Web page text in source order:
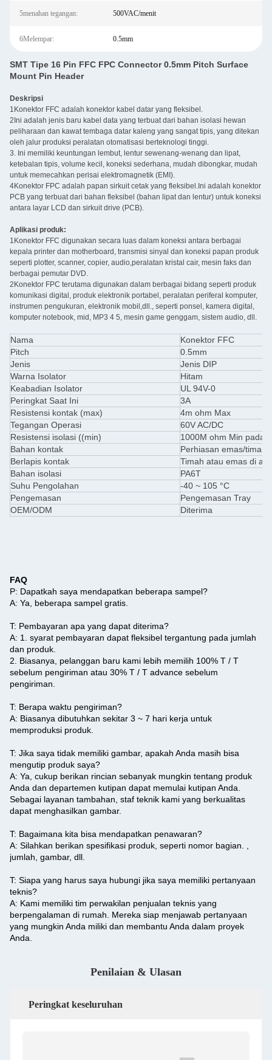
5menahan tegangan: 500VAC/menit
6Melempar: 0.5mm
SMT Tipe 16 Pin FFC FPC Connector 0.5mm Pitch Surface
Mount Pin Header
Deskripsi
1Konektor FFC adalah konektor kabel datar yang fleksibel.
2Ini adalah jenis baru kabel data yang terbuat dari bahan isolasi hewan
peliharaan dan kawat tembaga datar kaleng yang sangat tipis, yang ditekan
oleh jalur produksi peralatan otomatisasi berteknologi tinggi.
3. Ini memiliki keuntungan lembut, lentur sewenang-wenang dan lipat,
ketebalan tipis, volume kecil, koneksi sederhana, mudah dibongkar, mudah
untuk memecahkan perisai elektromagnetik (EMI).
4Konektor FPC adalah papan sirkuit cetak yang fleksibel.Ini adalah konektor
PCB yang terbuat dari bahan fleksibel (bahan lipat dan lentur) untuk koneksi
antara layar LCD dan sirkuit drive (PCB).
Aplikasi produk:
1Konektor FFC digunakan secara luas dalam koneksi antara berbagai
kepala printer dan motherboard, transmisi sinyal dan koneksi papan produk
seperti plotter, scanner, copier, audio,peralatan kristal cair, mesin faks dan
berbagai pemutar DVD.
2Konektor FPC terutama digunakan dalam berbagai bidang seperti produk
komunikasi digital, produk elektronik portabel, peralatan periferal komputer,
instrumen pengukuran, elektronik mobil,dll., seperti ponsel, kamera digital,
komputer notebook, mid, MP3 4 5, mesin game genggam, sistem audio, dll.
Nama
Konektor FFC
Pitch
0.5mm
Jenis
Jenis DIP
Warna Isolator
Hitam
Keabadian Isolator
UL 94V-0
Peringkat Saat Ini
3A
Resistensi kontak (max)
4m ohm Max
Tegangan Operasi
60V AC/DC
Resistensi isolasi ((min)
1000M ohm Min pada
Bahan kontak
Perhiasan emas/timah
Berlapis kontak
Timah atau emas di
Bahan isolasi
PA6T
Suhu Pengolahan
-40 ~ 105 °C
Pengemasan
Pengemasan Tray
OEM/ODM
Diterima
FAQ
P: Dapatkah saya mendapatkan beberapa sampel?
A: Ya, beberapa sampel gratis.
T: Pembayaran apa yang dapat diterima?
A: 1. syarat pembayaran dapat fleksibel tergantung pada jumlah
dan produk.
2. Biasanya, pelanggan baru kami lebih memilih 100% T / T
sebelum pengiriman atau 30% T / T advance sebelum
pengiriman.
T: Berapa waktu pengiriman?
A: Biasanya dibutuhkan sekitar 3 ~ 7 hari kerja untuk
memproduksi produk.
T: Jika saya tidak memiliki gambar, apakah Anda masih bisa
mengutip produk saya?
A: Ya, cukup berikan rincian sebanyak mungkin tentang produk
Anda dan departemen kutipan dapat memulai kutipan Anda.
Sebagai layanan tambahan, staf teknik kami yang berkualitas
dapat menghasilkan gambar.
T: Bagaimana kita bisa mendapatkan penawaran?
A: Silahkan berikan spesifikasi produk, seperti nomor bagian. ,
jumlah, gambar, dll.
T: Siapa yang harus saya hubungi jika saya memiliki pertanyaan
teknis?
A: Kami memiliki tim perwakilan penjualan teknis yang
berpengalaman di rumah. Mereka siap menjawab pertanyaan
yang mungkin Anda miliki dan membantu Anda dalam proyek
Anda.
Penilaian & Ulasan
Peringkat keseluruhan